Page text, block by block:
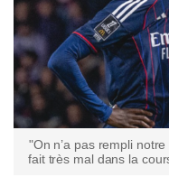
"On n’a pas rempli
fait très mal dans la